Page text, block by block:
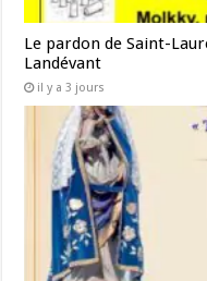
Le pardon de Saint-
Landévant
il y a 3 jours